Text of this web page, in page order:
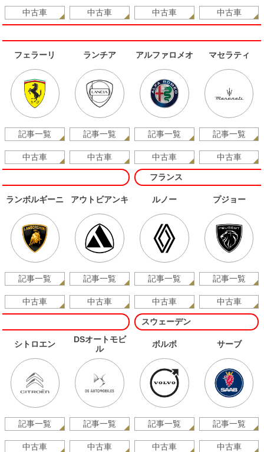
中古車 中古車 中古車 中古車
フェラーリ
記事一覧
中古車
ランチア
記事一覧
中古車
アルファロメオ
記事一覧
中古車
マセラティ
記事一覧
中古車
ランボルギーニ
記事一覧
中古車
アウトビアンキ
記事一覧
中古車
フランス
ルノー
記事一覧
中古車
プジョー
記事一覧
中古車
シトロエン
記事一覧
中古車
DSオートモビ
ル
記事一覧
中古車
スウェーデン
ボルボ
記事一覧
中古車
サーブ
記事一覧
中古車